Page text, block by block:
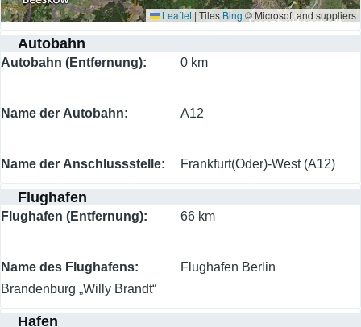
Leaflet | Tiles Bing © Microsoft and suppliers
Autobahn
Autobahn (Entfernung) 0 km
Name der Autobahn A12
Name der Anschlussstelle Frankfurt(Oder)-West (A12)
Flughafen
Flughafen (Entfernung) 66 km
Name des Flughafens
Flughafen Berlin
Brandenburg „Willy Brandt“
Hafen